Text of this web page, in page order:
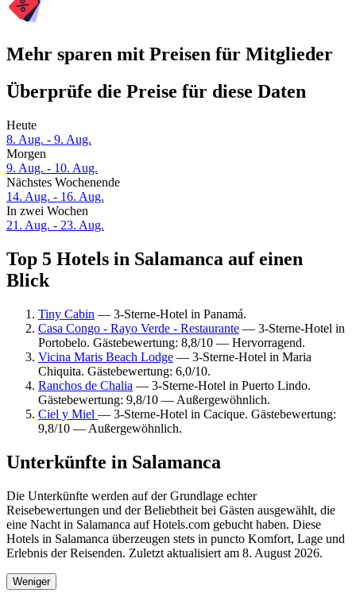
Mehr sparen mit Preisen für Mitglieder
Überprüfe die Preise für diese Daten
Heute
8. Aug. - 9. Aug.
Morgen
9. Aug. - 10. Aug.
Nächstes Wochenende
14. Aug. - 16. Aug.
In zwei Wochen
21. Aug. - 23. Aug.
Top 5 Hotels in Salamanca auf einen
Blick
Tiny Cabin — 3-Sterne-Hotel in Panamá.
Casa Congo - Rayo Verde - Restaurante — 3-Sterne-Hotel in
Portobelo. Gästebewertung: 8,8/10 — Hervorragend.
Vicina Maris Beach Lodge — 3-Sterne-Hotel in Maria
Chiquita. Gästebewertung: 6,0/10.
Ranchos de Chalia — 3-Sterne-Hotel in Puerto Lindo.
Gästebewertung: 9,8/10 — Außergewöhnlich.
Ciel y Miel — 3-Sterne-Hotel in Cacique. Gästebewertung:
9,8/10 — Außergewöhnlich.
Unterkünfte in Salamanca
Die Unterkünfte werden auf der Grundlage echter
Reisebewertungen und der Beliebtheit bei Gästen ausgewählt, die
eine Nacht in Salamanca auf Hotels.com gebucht haben. Diese
Hotels in Salamanca überzeugen stets in puncto Komfort, Lage und
Erlebnis der Reisenden. Zuletzt aktualisiert am 8. August 2026.
Weniger